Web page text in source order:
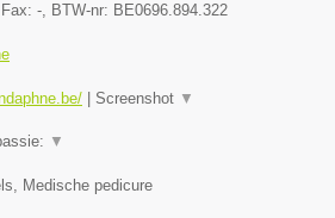
-, BTW-nr: BE0696.894.322
Screenshot ▼
▼
Medische pedicure